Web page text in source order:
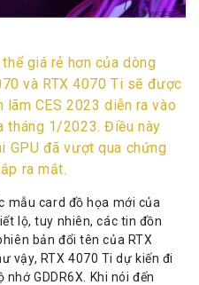
giá rẻ hơn của dòng
và RTX 4070 Ti sẽ được
CES 2023 diễn ra vào
tháng 1/2023. Điều này
GPU đã vượt qua chứng
ra mắt.
mẫu card đồ họa mới của
lộ, tuy nhiên, các tin đồn
bản đổi tên của RTX
vậy, RTX 4070 Ti dự kiến đi
nhớ GDDR6X. Khi nói đến